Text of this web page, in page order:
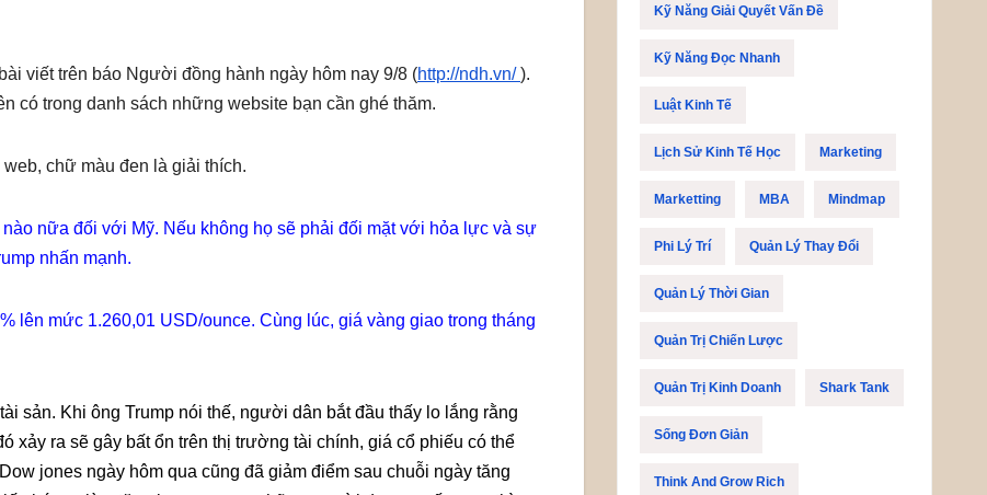
viết trên báo Người đồng hành ngày hôm nay 9/8 (http://ndh.vn/).
có trong danh sách những website bạn cần ghé thăm.
chữ màu đen là giải thích.
nữa đối với Mỹ. Nếu không họ sẽ phải đối mặt với hỏa lực và sự
nhấn mạnh.
lên mức 1.260,01 USD/ounce. Cùng lúc, giá vàng giao trong tháng
sản. Khi ông Trump nói thế, người dân bắt đầu thấy lo lắng rằng
xảy ra sẽ gây bất ổn trên thị trường tài chính, giá cổ phiếu có thể
jones ngày hôm qua cũng đã giảm điểm sau chuỗi ngày tăng
Kỹ Năng Giải Quyết Vấn Đề
Kỹ Năng Đọc Nhanh
Luật Kinh Tế
Lịch Sử Kinh Tế Học Marketing
Marketting MBA Mindmap
Phi Lý Trí Quản Lý Thay Đổi
Quản Lý Thời Gian
Quản Trị Chiến Lược
Quản Trị Kinh Doanh Shark Tank
Sống Đơn Giản
Think And Grow Rich